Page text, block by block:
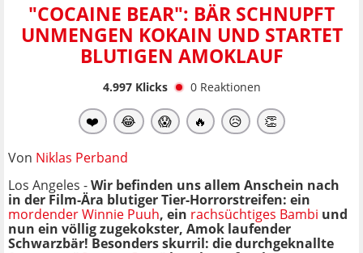
"COCAINE BEAR": BÄR SCHNUPFT
UNMENGEN KOKAIN UND STARTET
BLUTIGEN AMOKLAUF
4.997Klicks 0 Reaktionen
❤️ 😂 😱 🔥 😥 👏
Von Niklas Perband
Los Angeles -Wir befinden uns allem Anschein nach
in der Film-Ära blutiger Tier-Horrorstreifen: ein
mordender Winnie Puuh, ein rachsüchtiges Bambi und
nun ein völlig zugekokster, Amok laufender
Schwarzbär! Besonders skurril: die durchgeknallte